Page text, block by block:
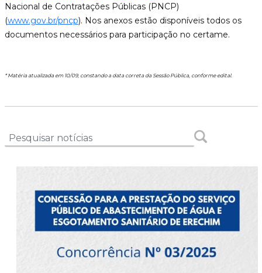
Nacional de Contratações Públicas (PNCP)
(www.gov.br/pncp). Nos anexos estão disponíveis todos os
documentos necessários para participação no certame.
* Matéria atualizada em 10/09, constando a data correta da Sessão Pública, conforme edital.